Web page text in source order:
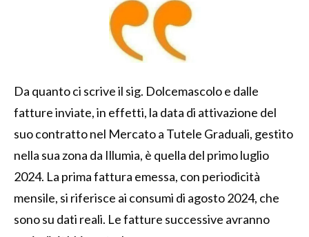
Da quanto ci scrive il sig. Dolcemascolo e dalle
fatture inviate, in effetti, la data di attivazione del
suo contratto nel Mercato a Tutele Graduali, gestito
nella sua zona da Illumia, è quella del primo luglio
2024. La prima fattura emessa, con periodicità
mensile, si riferisce ai consumi di agosto 2024, che
sono su dati reali. Le fatture successive avranno